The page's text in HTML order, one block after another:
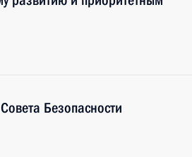
Безопасности